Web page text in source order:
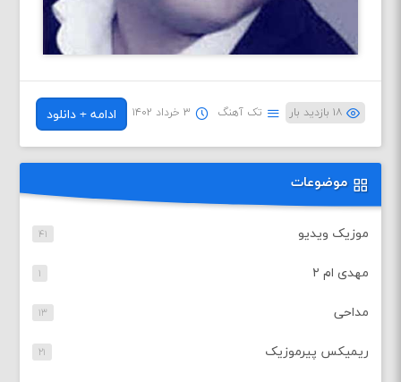
۱۸ بازدید بار تک آهنگ ۳ خرداد ۱۴۰۲ ادامه + دانلود
موضوعات
موزیک ویدیو ۴۱
مهدی ام ۲ ۱
مداحی ۱۳
ریمیکس پیرموزیک ۲۱